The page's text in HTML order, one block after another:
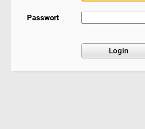
Passwort